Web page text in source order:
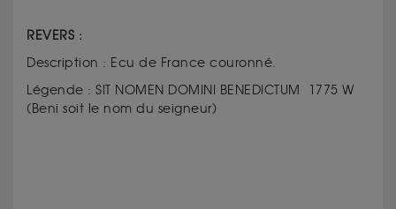
REVERS :
Description : Ecu de France couronné.
Légende : SIT NOMEN DOMINI BENEDICTUM 1775 W
(Beni soit le nom du seigneur)